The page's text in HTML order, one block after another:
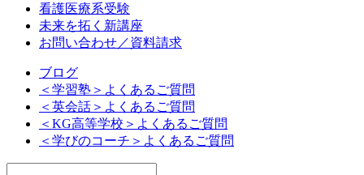
看護医療系受験
未来を拓く新講座
お問い合わせ／資料請求
ブログ
＜学習塾＞よくあるご質問
＜英会話＞よくあるご質問
＜KG高等学校＞よくあるご質問
＜学びのコーチ＞よくあるご質問